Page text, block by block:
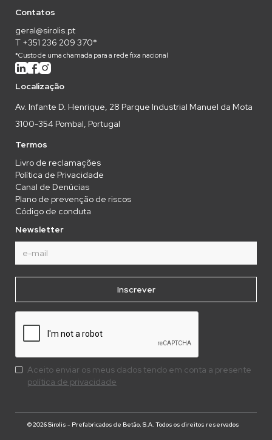
Contatos
geral@sirolis.pt
T +351 236 209 370*
*Custo de uma chamada para a rede fixa nacional
Localização
Av. Infante D. Henrique, 28 Parque Industrial Manuel da Mota
3100-354 Pombal, Portugal
Termos
Livro de reclamações
Política de Privacidade
Canal de Denúcias
Plano de prevenção de riscos
Código de conduta
Newsletter
Aceito enviar os meus dados tendo em conta a presente
política de privacidade
© 2026 Sirolis - Prefabricados de Betão, S.A. Todos os direitos reservados